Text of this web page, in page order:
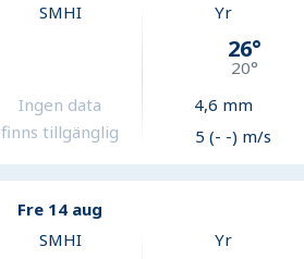
SMHI
Ingen data
finns tillgänglig
Yr
26°
20°
4,6 mm
5 (- -) m/s
Fre 14 aug
SMHI Yr